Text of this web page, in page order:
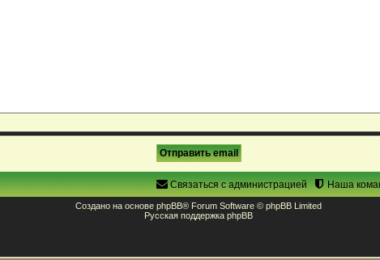
Наша
Связаться с администрацией
Создано на основе phpBB® Forum Software © phpBB Limited
Русская поддержка phpBB